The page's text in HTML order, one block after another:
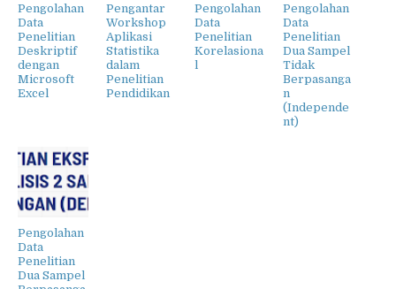
Pengolahan
Data
Penelitian
Deskriptif
dengan
Microsoft
Excel
Pengantar
Workshop
Aplikasi
Statistika
dalam
Penelitian
Pendidikan
Pengolahan
Data
Penelitian
Korelasiona
l
Pengolahan
Data
Penelitian
Dua Sampel
Tidak
Berpasanga
n
(Independe
nt)
Pengolahan
Data
Penelitian
Dua Sampel